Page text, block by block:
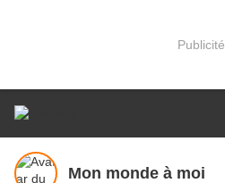
Publicité
Mon monde à moi